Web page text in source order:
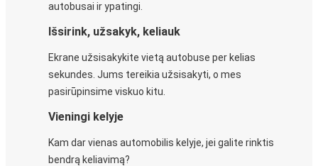
autobusai ir ypatingi.
Išsirink, užsakyk, keliauk
Ekrane užsisakykite vietą autobuse per kelias
sekundes. Jums tereikia užsisakyti, o mes
pasirūpinsime viskuo kitu.
Vieningi kelyje
Kam dar vienas automobilis kelyje, jei galite rinktis
bendrą keliavimą?